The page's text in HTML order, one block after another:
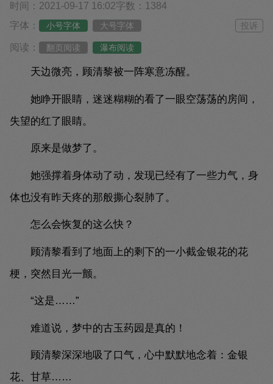
时间：2021-09-17 16:02字数：1384
字体：
小号字体 大号字体 投诉
阅读： 翻页阅读 瀑布阅读
天边微亮，顾清黎被一阵寒意冻醒。
她睁开眼睛，迷迷糊糊的看了一眼空荡荡的房间，
失望的红了眼睛。
原来是做梦了。
她强撑着身体动了动，发现已经有了一些力气，身
体也没有昨天疼的那般撕心裂肺了。
怎么会恢复的这么快？
顾清黎看到了地面上的剩下的一小截金银花的花
梗，突然目光一颤。
“这是……”
难道说，梦中的古玉药园是真的！
顾清黎深深地吸了口气，心中默默地念着：金银
花、甘草……